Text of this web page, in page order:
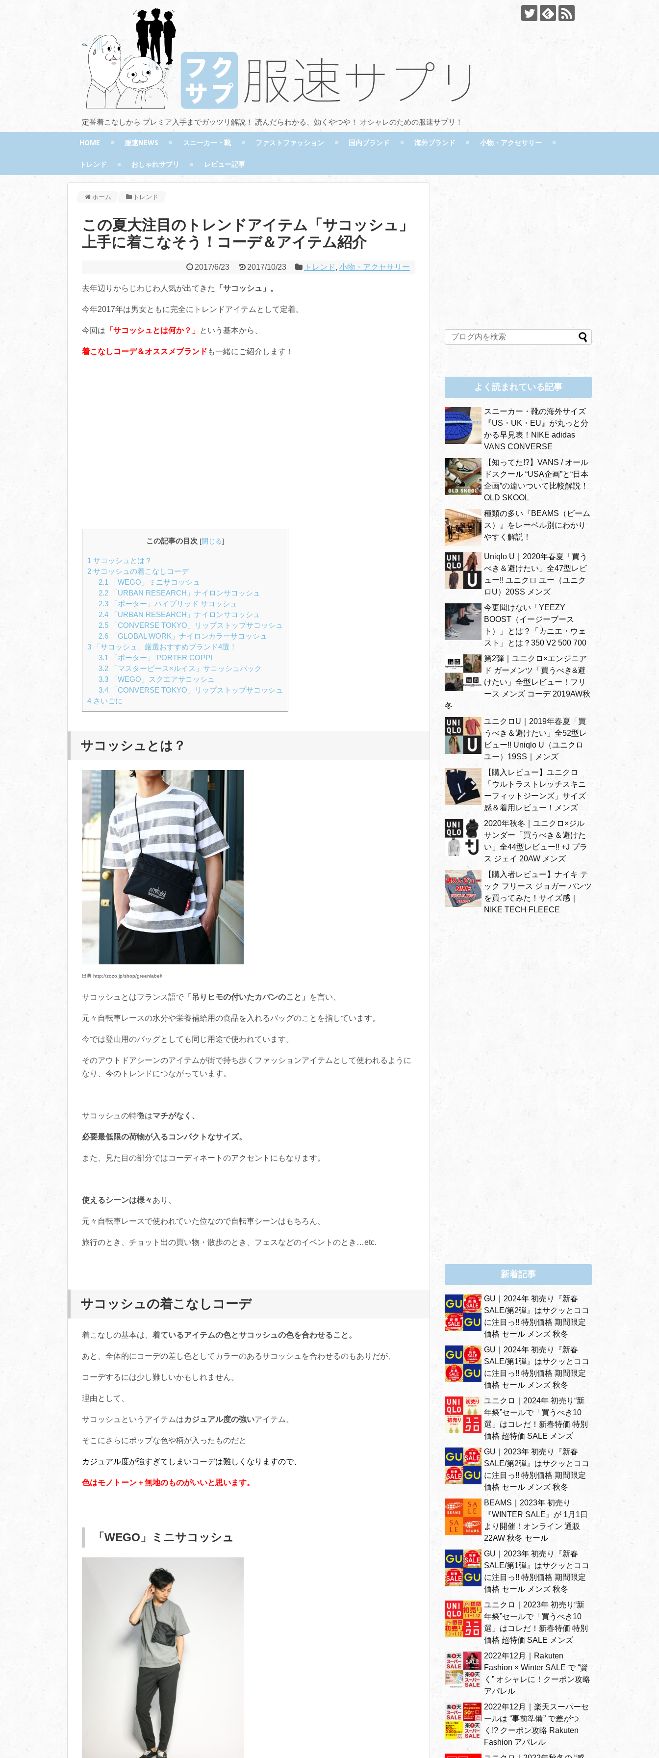
定番着こなしから プレミア入手までガッツリ解説！ 読んだらわかる、効くやつや！ オシャレのための服速サプリ！
HOME 服速NEWS スニーカー・靴 ファストファッション 国内ブランド 海外ブランド 小物・アクセサリー
トレンド おしゃれサプリ レビュー記事
ホーム トレンド
この夏大注目のトレンドアイテム「サコッシュ」
上手に着こなそう！コーデ＆アイテム紹介
2017/6/23 2017/10/23 トレンド, 小物・アクセサリー
去年辺りからじわじわ人気が出てきた 「サコッシュ」。
今年2017年は男女ともに完全にトレンドアイテムとして定着。
今回は 「サコッシュとは何か？」 という基本から、
着こなしコーデ＆オススメブランド も一緒にご紹介します！
この記事の目次 [閉じる]
1 サコッシュとは？
2 サコッシュの着こなしコーデ
2.1
「WEGO」ミニサコッシュ
2.2「URBAN RESEARCH」ナイロンサコッシュ
2.3「ポーター」ハイブリッド サコッシュ
2.4「URBAN RESEARCH」ナイロンサコッシュ
2.5「CONVERSE TOKYO」リップストップサコッシュ
2.6「GLOBAL WORK」ナイロンカラーサコッシュ
3 「サコッシュ」厳選おすすめブランド4選！
3.1
「ポーター」 PORTER COPPI
3.2「マスターピース×ルイス」サコッシュバック
3.3「WEGO」スクエアサコッシュ
3.4「CONVERSE TOKYO」リップストップサコッシュ
4 さいごに
サコッシュとは？
出典 http://zozo.jp/shop/greenlabel/
サコッシュとはフランス語で 「吊りヒモの付いたカバンのこと」 を言い、
元々自転車レースの水分や栄養補給用の食品を入れるバッグのことを指しています。
今では登山用のバッグとしても同じ用途で使われています。
そのアウトドアシーンのアイテムが街で持ち歩くファッションアイテムとして使われるように
なり、今のトレンドにつながっています。
サコッシュの特徴はマチがなく、
必要最低限の荷物が入るコンパクトなサイズ。
また、見た目の部分ではコーディネートのアクセントにもなります。
使えるシーンは様々あり、
元々自転車レースで使われていた位なので自転車シーンはもちろん、
旅行のとき、チョット出の買い物・散歩のとき、フェスなどのイベントのとき…etc.
サコッシュの着こなしコーデ
着こなしの基本は、 着ているアイテムの色とサコッシュの色を合わせること。
あと、全体的にコーデの差し色としてカラーのあるサコッシュを合わせるのもありだが、
コーデするには少し難しいかもしれません。
理由として、
サコッシュというアイテムはカジュアル度の強いアイテム。
そこにさらにポップな色や柄が入ったものだと
カジュアル度が強すぎてしまいコーデは難しくなりますので、
色はモノトーン＋無地のものがいいと思います。
「WEGO」ミニサコッシュ
よく読まれている記事
スニーカー・靴の海外サイズ
『US・UK・EU』が丸っと分
かる早見表！NIKE adidas
VANS CONVERSE
【知ってた!?】VANS / オール
ドスクール “USA企画”と“日本
企画”の違いついて比較解説！
OLD SKOOL
種類の多い『BEAMS（ビーム
ス）』をレーベル別にわかり
やすく解説！
Uniqlo U｜2020年春夏「買う
べき＆避けたい」全47型レビ
ュー!! ユニクロ ユー（ユニク
ロU）20SS メンズ
今更聞けない「YEEZY
BOOST（イージーブース
ト）」とは？「カニエ・ウェ
スト」とは？350 V2 500 700
第2弾｜ユニクロ×エンジニア
ド ガーメンツ「買うべき&避
けたい」全型レビュー！フリ
ース メンズ コーデ 2019AW秋
冬
ユニクロU｜2019年春夏「買
うべき＆避けたい」全52型レ
ビュー!! Uniqlo U（ユニクロ
ユー）19SS｜メンズ
【購入レビュー】ユニクロ
「ウルトラストレッチスキニ
ーフィットジーンズ」サイズ
感＆着用レビュー！メンズ
2020年秋冬｜ユニクロ×ジル
サンダー「買うべき＆避けた
い」全44型レビュー!! +J プラ
ス ジェイ 20AW メンズ
【購入者レビュー】ナイキ テ
ック フリース ジョガー パンツ
を買ってみた！サイズ感｜
NIKE TECH FLEECE
新着記事
GU｜2024年 初売り『新春
SALE/第2弾』はサクッとココ
に注目っ!! 特別価格 期間限定
価格 セール メンズ 秋冬
GU｜2024年 初売り『新春
SALE/第1弾』はサクッとココ
に注目っ!! 特別価格 期間限定
価格 セール メンズ 秋冬
ユニクロ｜2024年 初売り“新
年祭”セールで「買うべき10
選」はコレだ！新春特価 特別
価格 超特価 SALE メンズ
GU｜2023年 初売り『新春
SALE/第2弾』はサクッとココ
に注目っ!! 特別価格 期間限定
価格 セール メンズ 秋冬
BEAMS｜2023年 初売り
『WINTER SALE』が 1月1日
より開催！オンライン 通販
22AW 秋冬 セール
GU｜2023年 初売り『新春
SALE/第1弾』はサクッとココ
に注目っ!! 特別価格 期間限定
価格 セール メンズ 秋冬
ユニクロ｜2023年 初売り“新
年祭”セールで「買うべき10
選」はコレだ！新春特価 特別
価格 超特価 SALE メンズ
2022年12月｜Rakuten
Fashion × Winter SALE で “賢
く” オシャレに！クーポン攻略
アパレル
2022年12月｜楽天スーパーセ
ールは “事前準備” で差がつ
く!? クーポン攻略 Rakuten
Fashion アパレル